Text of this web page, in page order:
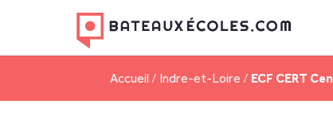
Accueil / Indre-et-Loire / ECF CERT